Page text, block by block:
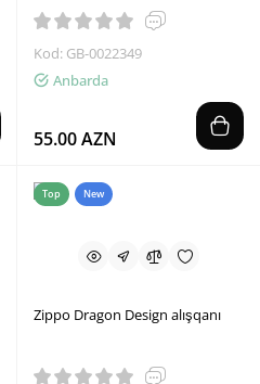
Kod: GB-0022349
Anbarda
55.00 AZN
Top New
Zippo Dragon Design alışqanı